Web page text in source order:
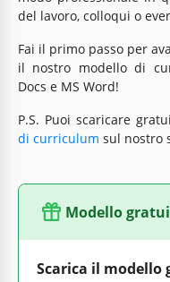
del lavoro, colloqui o
Fai il primo passo per
il nostro modello di
Docs e MS Word!
P.S. Puoi scaricare
di curriculum sul nostro
Modello
Scarica il modello